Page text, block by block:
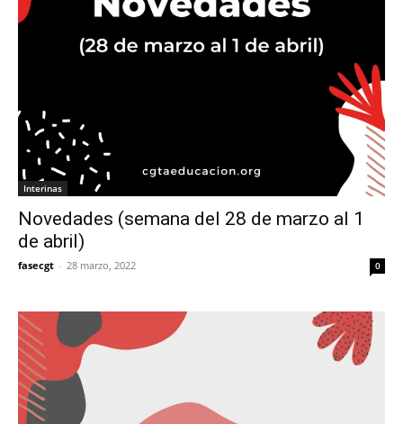
Interinas
Novedades (semana del 28 de marzo al 1
de abril)
fasecgt - 28 marzo, 2022 0